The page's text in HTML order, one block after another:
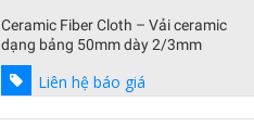
Ceramic Fiber Cloth – Vải ceramic
dạng bảng 50mm dày 2/3mm
Liên hệ báo giá